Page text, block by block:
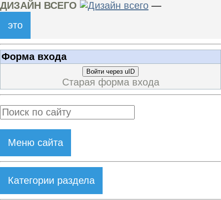
ДИЗАЙН ВСЕГО
—
это
Форма входа
Войти через uID
Старая форма входа
Меню сайта
Категории раздела